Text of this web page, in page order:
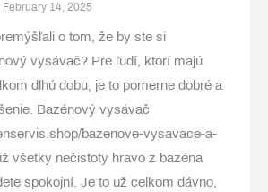
February 14, 2025
o tom, že by ste si
vysávač? Pre ľudí, ktorí majú
dlhú dobu, je to pomerne dobré a
Bazénový vysávač
bazenove-vysavace-a-
všetky nečistoty hravo z bazéna
spokojní. Je to už celkom dávno,